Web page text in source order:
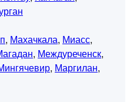
, Махачкала, Миасс,
, Междуреченск,
, Маргилан,